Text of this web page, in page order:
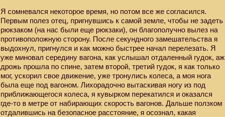
Я сомневался некоторое время, но потом все же согласился.
Первым полез отец, пригнувшись к самой земле, чтобы не задеть
рюкзаком (на нас были еще рюкзаки), он благополучно вылез на
противоположную сторону. После секундного замешательства я
выдохнул, пригнулся и как можно быстрее начал перелезать. Я
уже миновал середину вагона, как услышал отдаленный гудок, аж
дрожь прошла по спине, затем второй, третий гудок, я как только
мог, ускорил свое движение, уже тронулись колеса, а моя нога
была еще под вагоном. Лихорадочно вытаскивая ногу из под
приближающегося колеса, я кувырком перекатился и оказался
где-то в метре от набирающих скорость вагонов. Дальше ползком
отдалившись на безопасное расстояние, я осознал, какая